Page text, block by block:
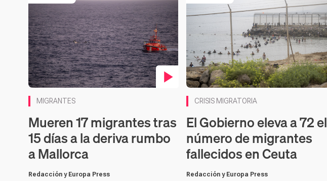
MIGRANTES
Mueren 17 migrantes tras
15 días a la deriva rumbo
a Mallorca
Redacción y Europa Press
CRISIS MIGRATORIA
El Gobierno eleva a 72 el
número de migrantes
fallecidos en Ceuta
Redacción y Europa Press